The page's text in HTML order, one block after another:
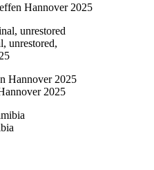
Hannover 2025
unrestored,
2025